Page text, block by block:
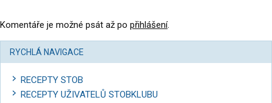
Komentáře je možné psát až po přihlášení.
RYCHLÁ NAVIGACE
RECEPTY STOB
RECEPTY UŽIVATELŮ STOBKLUBU